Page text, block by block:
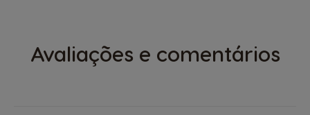
Avaliações e comentários